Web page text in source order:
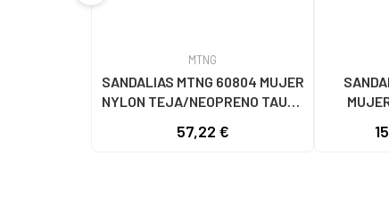
MTNG
SANDALIAS MTNG 60804 MUJER
NYLON TEJA/NEOPRENO TAUPE
NEOPRENE TAUPE
57,22 €
-